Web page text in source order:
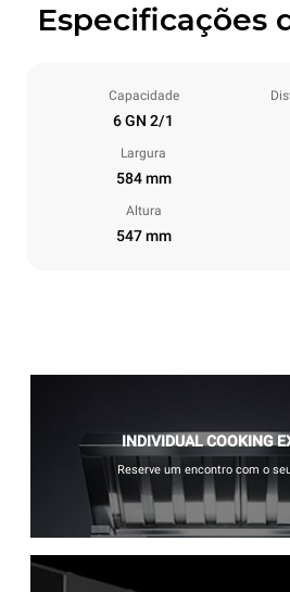
Especificações
Capacidade
6 GN 2/1
Largura
584 mm
Altura
547 mm
INDIVIDUAL COOKING
Reserve um encontro com o